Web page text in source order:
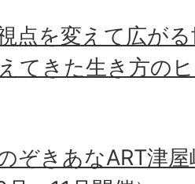
視点を変えて広が
てきた生き方の
のぞきあなART津